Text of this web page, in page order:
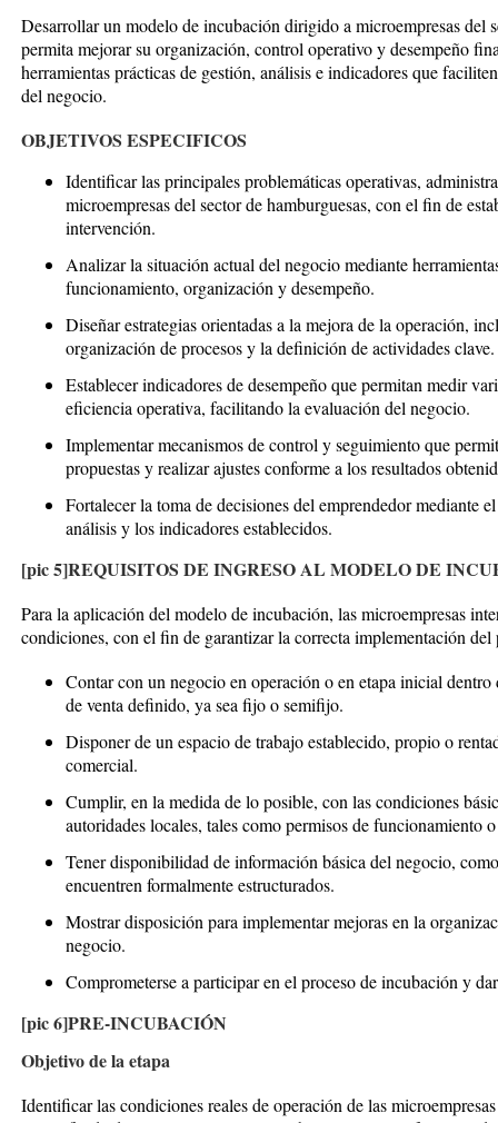
Desarrollar un modelo de incubación dirigido a microempresas del
permita mejorar su organización, control operativo y desempeño
herramientas prácticas de gestión, análisis e indicadores que
del negocio.
OBJETIVOS ESPECIFICOS
Identificar las principales problemáticas operativas,
microempresas del sector de hamburguesas, con el fin de
intervención.
Analizar la situación actual del negocio mediante
funcionamiento, organización y desempeño.
Diseñar estrategias orientadas a la mejora de la operación,
organización de procesos y la definición de actividades clave.
Establecer indicadores de desempeño que permitan medir
eficiencia operativa, facilitando la evaluación del negocio.
Implementar mecanismos de control y seguimiento que
propuestas y realizar ajustes conforme a los resultados
Fortalecer la toma de decisiones del emprendedor mediante
análisis y los indicadores establecidos.
[pic 5]REQUISITOS DE INGRESO AL MODELO DE
Para la aplicación del modelo de incubación, las microempresas
condiciones, con el fin de garantizar la correcta implementación del
Contar con un negocio en operación o en etapa inicial
de venta definido, ya sea fijo o semifijo.
Disponer de un espacio de trabajo establecido, propio o
comercial.
Cumplir, en la medida de lo posible, con las condiciones
autoridades locales, tales como permisos de funcionamiento
Tener disponibilidad de información básica del negocio,
encuentren formalmente estructurados.
Mostrar disposición para implementar mejoras en la
negocio.
Comprometerse a participar en el proceso de incubación y
[pic 6]PRE-INCUBACIÓN
Objetivo de la etapa
Identificar las condiciones reales de operación de las